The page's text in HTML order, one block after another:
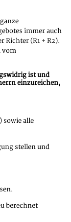
ist und
einzureichen,
immer auch
Richter (R1 + R2).
vom
sowie alle
stellen und
berechnet